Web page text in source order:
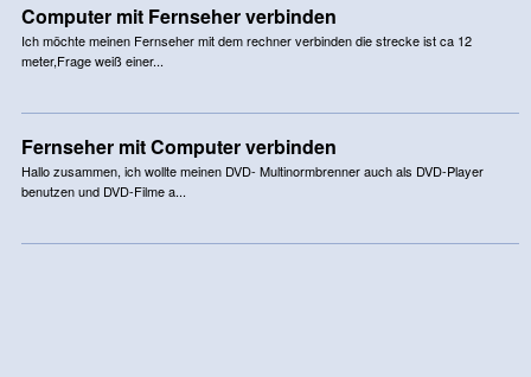
Computer mit Fernseher verbinden
Ich möchte meinen Fernseher mit dem rechner verbinden die strecke ist ca 12
meter,Frage weiß einer...
Fernseher mit Computer verbinden
Hallo zusammen, ich wollte meinen DVD- Multinormbrenner auch als DVD-Player
benutzen und DVD-Filme a...